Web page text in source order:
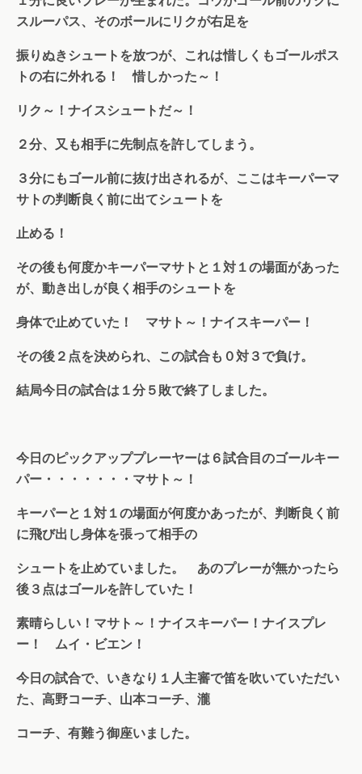
スルーパス、そのボールにリクが右足を
振りぬきシュートを放つが、これは惜しくもゴールポス
トの右に外れる！ 惜しかった～！
リク～！ナイスシュートだ～！
２分、又も相手に先制点を許してしまう。
３分にもゴール前に抜け出されるが、ここはキーパーマ
サトの判断良く前に出てシュートを
止める！
その後も何度かキーパーマサトと１対１の場面があった
が、動き出しが良く相手のシュートを
身体で止めていた！ マサト～！ナイスキーパー！
その後２点を決められ、この試合も０対３で負け。
結局今日の試合は１分５敗で終了しました。
今日のピックアッププレーヤーは６試合目のゴールキー
パー・・・・・・・マサト～！
キーパーと１対１の場面が何度かあったが、判断良く前
に飛び出し身体を張って相手の
シュートを止めていました。 あのプレーが無かったら
後３点はゴールを許していた！
素晴らしい！マサト～！ナイスキーパー！ナイスプレ
ー！ ムイ・ビエン！
今日の試合で、いきなり１人主審で笛を吹いていただい
た、高野コーチ、山本コーチ、瀧
コーチ、 有難う御座いました。